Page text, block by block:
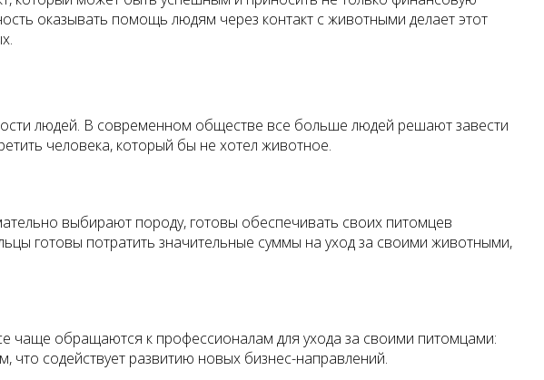
оказывать помощь людям через контакт с животными делает этот
людей. В современном обществе все больше людей решают завести
человека, который бы не хотел животное.
выбирают породу, готовы обеспечивать своих питомцев
готовы потратить значительные суммы на уход за своими животными,
чаще обращаются к профессионалам для ухода за своими питомцами:
содействует развитию новых бизнес-направлений.